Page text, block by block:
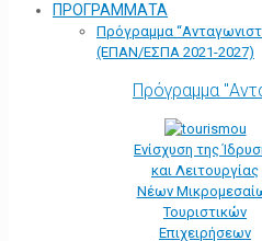
ΠΡΟΓΡΑΜΜΑΤΑ
Πρόγραμμα
(ΕΠΑΝ/ΕΣΠΑ 2021-2027)
Πρόγραμμα
Ενίσχυση της
και Λειτουργίας
Νέων
Τουριστικών
Επιχειρήσεων